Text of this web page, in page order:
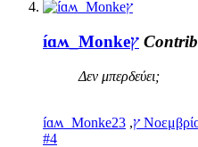
íɑʍ_Monkeץ
Δεν μπερδεύει;
íɑʍ_Monkeץ, 23
#4